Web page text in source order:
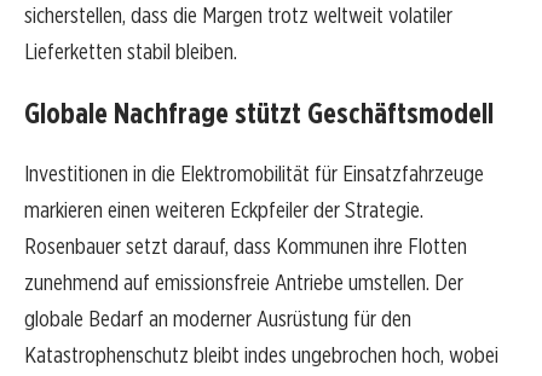
sicherstellen, dass die Margen trotz weltweit volatiler
Lieferketten stabil bleiben.
Globale Nachfrage stützt Geschäftsmodell
Investitionen in die Elektromobilität für Einsatzfahrzeuge
markieren einen weiteren Eckpfeiler der Strategie.
Rosenbauer setzt darauf, dass Kommunen ihre Flotten
zunehmend auf emissionsfreie Antriebe umstellen. Der
globale Bedarf an moderner Ausrüstung für den
Katastrophenschutz bleibt indes ungebrochen hoch, wobei